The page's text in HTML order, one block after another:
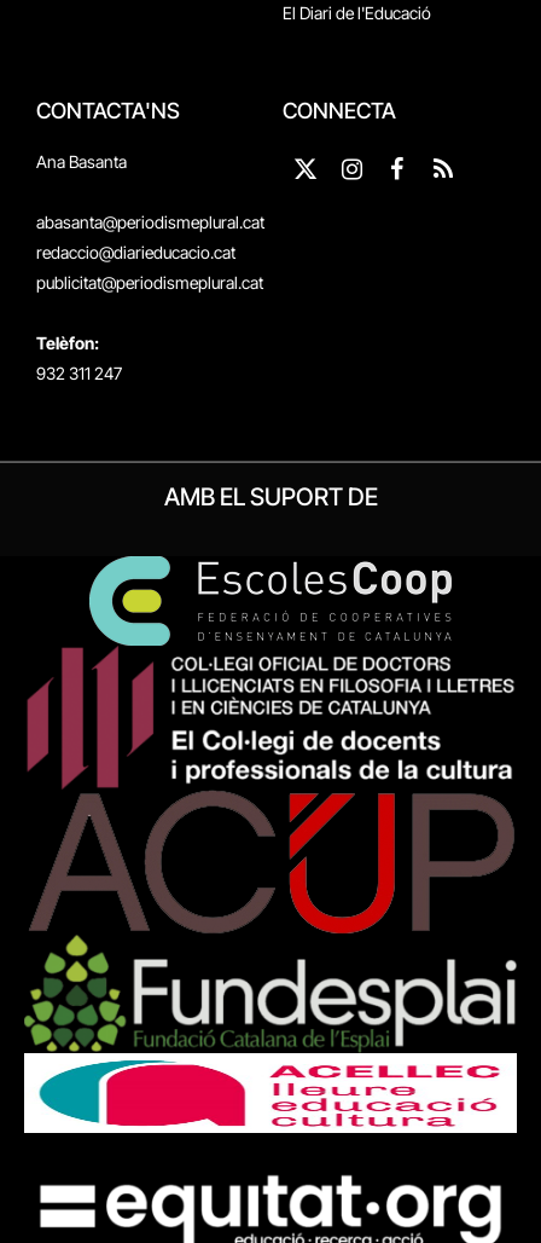
El Diari de l'Educació
CONTACTA'NS
Ana Basanta
abasanta@periodismeplural.cat
redaccio@diarieducacio.cat
publicitat@periodismeplural.cat
Telèfon:
932 311 247
CONNECTA
X
Instagram
Facebook
RSS
AMB EL SUPORT DE